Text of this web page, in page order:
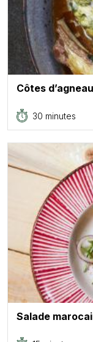
Côtes
30 minutes
Salade